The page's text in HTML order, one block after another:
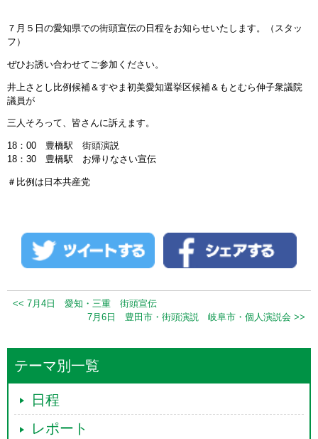
７月５日の愛知県での街頭宣伝の日程をお知らせいたします。（スタッ
フ）
ぜひお誘い合わせてご参加ください。
井上さとし比例候補＆すやま初美愛知選挙区候補＆もとむら伸子衆議院
議員が
三人そろって、皆さんに訴えます。
18：00 豊橋駅 街頭演説
18：30 豊橋駅 お帰りなさい宣伝
＃比例は日本共産党
<< 7月4日 愛知・三重 街頭宣伝
7月6日 豊田市・街頭演説 岐阜市・個人演説会 >>
テーマ別一覧
日程
レポート